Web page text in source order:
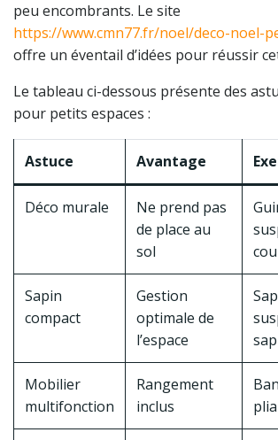
peu encombrants. Le site
https://www.cmn77.fr/noel/deco-noel-
offre un éventail d’idées pour réussir
Le tableau ci-dessous présente des
pour petits espaces :
Astuce Avantage
Déco murale
Ne prend pas
de place au
sol
Sapin
compact
Gestion
optimale de
l’espace
Mobilier
multifonction
Rangement
inclus